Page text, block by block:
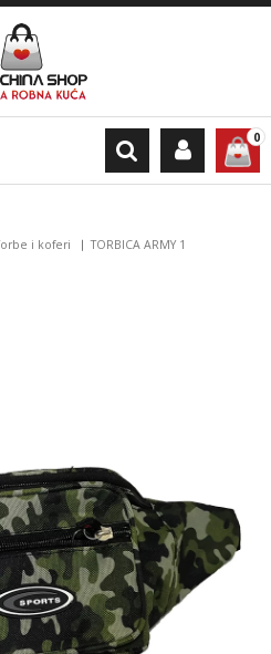
0
i koferi TORBICA ARMY 1